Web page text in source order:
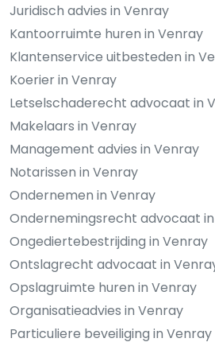
Juridisch advies in Venray
Kantoorruimte huren in Venray
Klantenservice uitbesteden in
Koerier in Venray
Letselschaderecht advocaat in
Makelaars in Venray
Management advies in Venray
Notarissen in Venray
Ondernemen in Venray
Ondernemingsrecht advocaat
Ongediertebestrijding in Venray
Ontslagrecht advocaat in
Opslagruimte huren in Venray
Organisatieadvies in Venray
Particuliere beveiliging in Venray